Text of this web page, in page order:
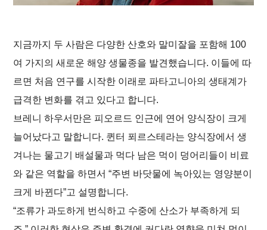
메
인
컨
텐
츠
로
이
동
바
닥
글
로
이
동
지금까지 두 사람은 다양한 산호와 말미잘을 포함해 100
여 가지의 새로운 해양 생물종을 발견했습니다. 이들에 따
르면 처음 연구를 시작한 이래로 파타고니아의 생태계가
급격한 변화를 겪고 있다고 합니다.
브레니 하우서만은 피오르드 인근에 연어 양식장이 크게
늘어났다고 말합니다. 퀸터 푀르스테라는 양식장에서 생
겨나는 물고기 배설물과 먹다 남은 먹이 덩어리들이 비료
와 같은 역할을 하면서 “주변 바닷물에 녹아있는 영양분이
크게 바뀐다”고 설명합니다.
“조류가 과도하게 번식하고 수중에 산소가 부족하게 되